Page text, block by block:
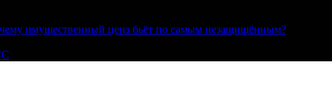
имущественный ценз бьёт по самым незащищённым?